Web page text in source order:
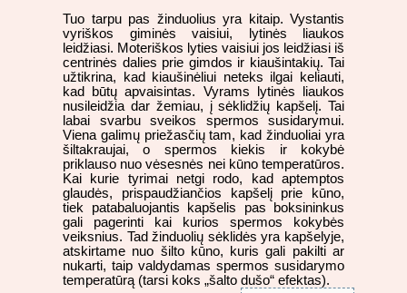
Tuo tarpu pas žinduolius yra kitaip. Vystantis
vyriškos giminės vaisiui, lytinės liaukos
leidžiasi. Moteriškos lyties vaisiui jos leidžiasi iš
centrinės dalies prie gimdos ir kiaušintakių. Tai
užtikrina, kad kiaušinėliui neteks ilgai keliauti,
kad būtų apvaisintas. Vyrams lytinės liaukos
nusileidžia dar žemiau, į sėklidžių kapšelį. Tai
labai svarbu sveikos spermos susidarymui.
Viena galimų priežasčių tam, kad žinduoliai yra
šiltakraujai, o spermos kiekis ir kokybė
priklauso nuo vėsesnės nei kūno temperatūros.
Kai kurie tyrimai netgi rodo, kad aptemptos
glaudės, prispaudžiančios kapšelį prie kūno,
tiek patabaluojantis kapšelis pas boksininkus
gali pagerinti kai kurios spermos kokybės
veiksnius. Tad žinduolių sėklidės yra kapšelyje,
atskirtame nuo šilto kūno, kuris gali pakilti ar
nukarti, taip valdydamas spermos susidarymo
temperatūrą (tarsi koks „šalto dušo“ efektas).